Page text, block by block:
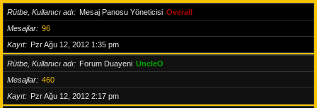
Rütbe, Kullanıcı adı Mesaj Panosu Yöneticisi Overall
Mesajlar
96
Kayıt
Pzr Ağu 12, 2012 1:35 pm
Rütbe, Kullanıcı adı Forum Duayeni UncleO
Mesajlar
460
Kayıt
Pzr Ağu 12, 2012 2:17 pm